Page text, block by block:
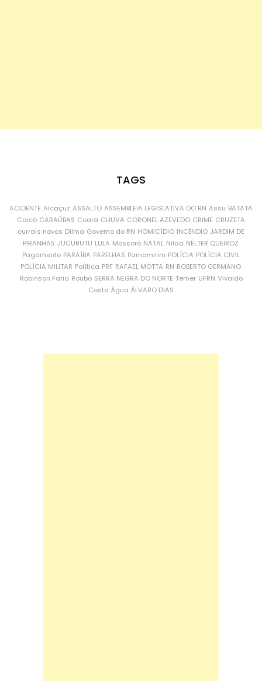
TAGS
ACIDENTE Alcaçuz ASSALTO ASSEMBLEIA LEGISLATIVA DO RN Assu BATATA
Caicó CARAÚBAS Ceará CHUVA CORONEL AZEVEDO CRIME CRUZETA
currais novos Dilma Governo do RN HOMICÍDIO INCÊNDIO JARDIM DE
PIRANHAS JUCURUTU LULA Mossoró NATAL Nilda NÉLTER QUEIROZ
Pagamento PARAÍBA PARELHAS Parnamirim POLÍCIA POLÍCIA CIVIL
POLÍCIA MILITAR Política PRF RAFAEL MOTTA RN ROBERTO GERMANO
Robinson Faria Roubo SERRA NEGRA DO NORTE Temer UFRN Vivaldo
Costa Água ÁLVARO DIAS